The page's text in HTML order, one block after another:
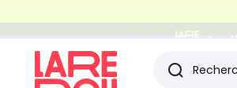
Rechercher